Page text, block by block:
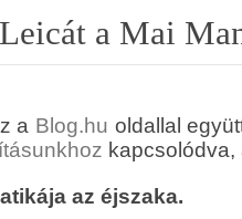
a Mai
a Blog.hu oldallal
az éjszaka.